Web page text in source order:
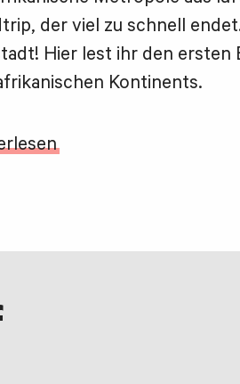
der viel zu schnell
Hier lest ihr den
Kontinents.